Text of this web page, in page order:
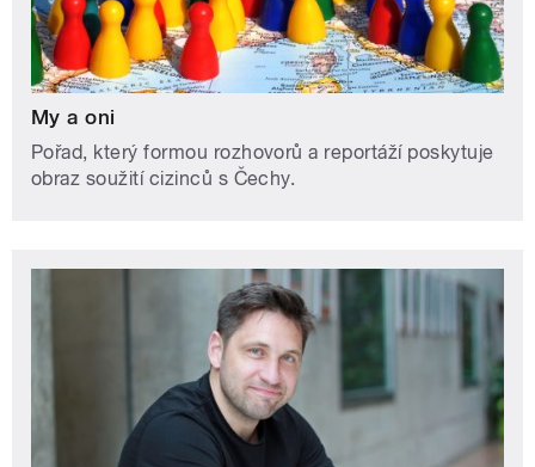
My a oni
Pořad, který formou rozhovorů a reportáží poskytuje
obraz soužití cizinců s Čechy.